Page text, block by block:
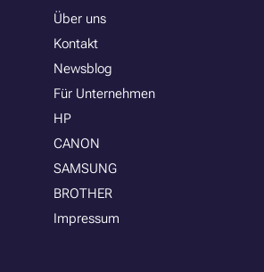
Über uns
Kontakt
Newsblog
Für Unternehmen
HP
CANON
SAMSUNG
BROTHER
Impressum